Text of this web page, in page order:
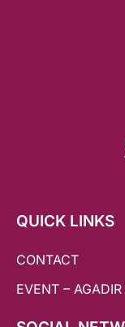
QUICK LINKS
CONTACT
EVENT –